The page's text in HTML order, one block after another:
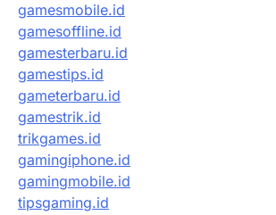
gamesmobile.id
gamesoffline.id
gamesterbaru.id
gamestips.id
gameterbaru.id
gamestrik.id
trikgames.id
gamingiphone.id
gamingmobile.id
tipsgaming.id